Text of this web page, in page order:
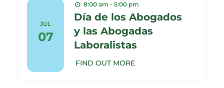
JUL
07
8:00 am - 5:00 pm
Día de los Abogados
y las Abogadas
Laboralistas
FIND OUT MORE